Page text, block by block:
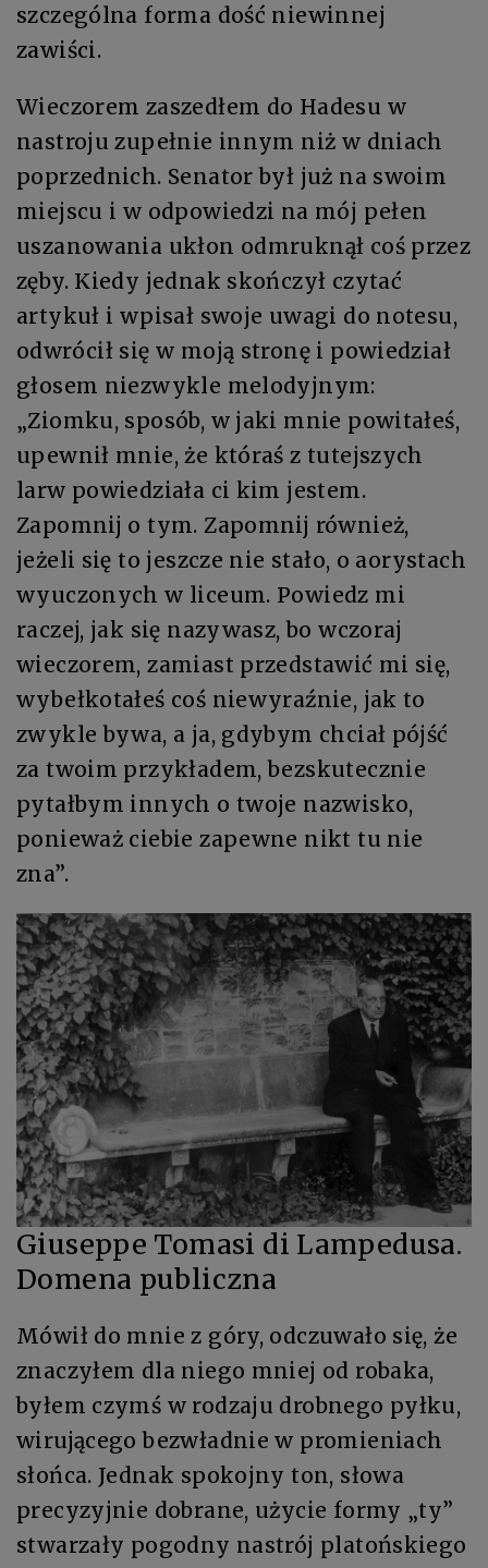
szczególna forma dość niewinnej
zawiści.
Wieczorem zaszedłem do Hadesu w
nastroju zupełnie innym niż w dniach
poprzednich. Senator był już na swoim
miejscu i w odpowiedzi na mój pełen
uszanowania ukłon odmruknął coś przez
zęby. Kiedy jednak skończył czytać
artykuł i wpisał swoje uwagi do notesu,
odwrócił się w moją stronę i powiedział
głosem niezwykle melodyjnym:
„Ziomku, sposób, w jaki mnie powitałeś,
upewnił mnie, że któraś z tutejszych
larw powiedziała ci kim jestem.
Zapomnij o tym. Zapomnij również,
jeżeli się to jeszcze nie stało, o aorystach
wyuczonych w liceum. Powiedz mi
raczej, jak się nazywasz, bo wczoraj
wieczorem, zamiast przedstawić mi się,
wybełkotałeś coś niewyraźnie, jak to
zwykle bywa, a ja, gdybym chciał pójść
za twoim przykładem, bezskutecznie
pytałbym innych o twoje nazwisko,
ponieważ ciebie zapewne nikt tu nie
zna”.
Giuseppe Tomasi di Lampedusa.
Domena publiczna
Mówił do mnie z góry, odczuwało się, że
znaczyłem dla niego mniej od robaka,
byłem czymś w rodzaju drobnego pyłku,
wirującego bezwładnie w promieniach
słońca. Jednak spokojny ton, słowa
precyzyjnie dobrane, użycie formy „ty”
stwarzały pogodny nastrój platońskiego